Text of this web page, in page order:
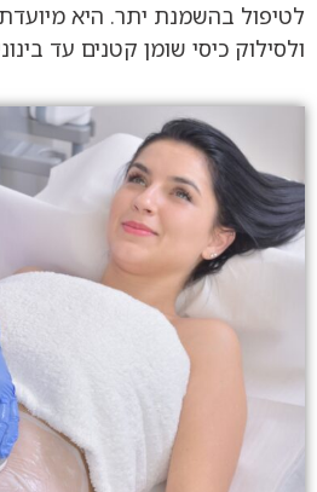
לטיפול בהשמנת יתר. היא
ולסילוק כיסי שומן קטנים עד